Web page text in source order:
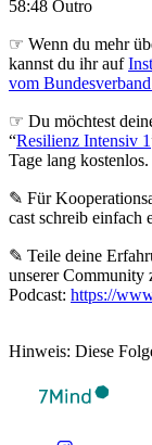
58:48 Outro
☞ Wenn du mehr
kannst du ihr auf
vom
☞ Du möchtest
“Resilienz Intensiv 1
Tage lang kostenlos.
✎ Für
cast schreib ein­fach
✎ Teile deine
unserer Community
Podcast: https://
Hinweis: Diese